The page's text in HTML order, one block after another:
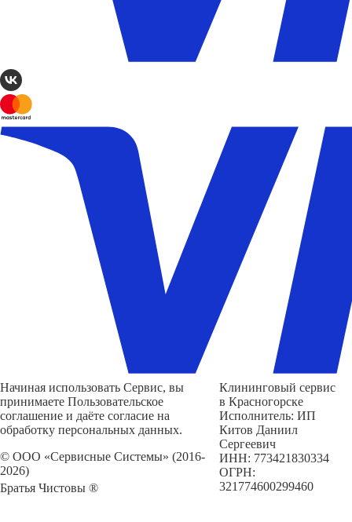
Начиная использовать Сервис, вы
принимаете Пользовательское
соглашение и даёте согласие на
обработку персональных данных.
© ООО «Сервисные Системы» (2016-
2026)
Братья Чистовы ®
Клининговый сервис
в Красногорске
Исполнитель: ИП
Китов Даниил
Сергеевич
ИНН: 773421830334
ОГРН:
321774600299460